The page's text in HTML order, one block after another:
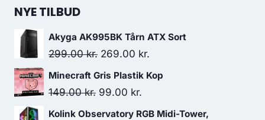
NYE TILBUD
Akyga AK995BK Tårn ATX Sort
299.00kr. Original
price
was:
269.00 kr.
price
Minecraft Gris Plastik Kop
149.00kr. Original
price
99.00 kr.
price
Kolink Observatory RGB Midi-Tower,